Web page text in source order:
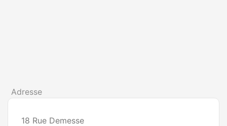
Adresse
18 Rue Demesse